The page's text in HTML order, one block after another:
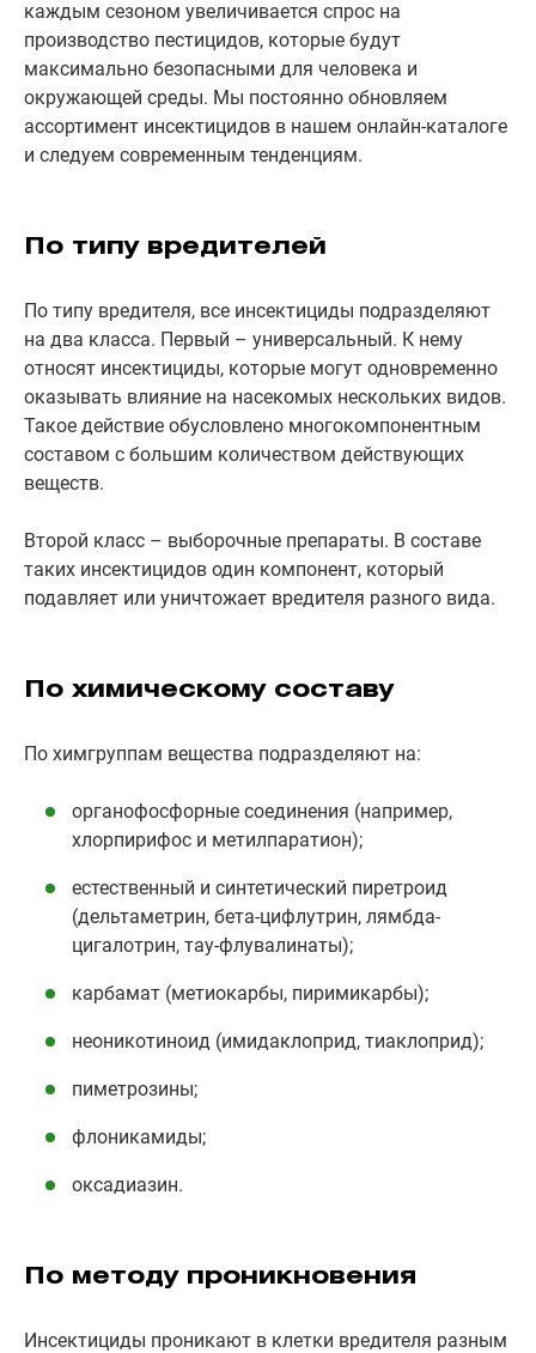
каждым сезоном увеличивается спрос на
производство пестицидов, которые будут
максимально безопасными для человека и
окружающей среды. Мы постоянно обновляем
ассортимент инсектицидов в нашем онлайн-каталоге
и следуем современным тенденциям.
По типу вредителей
По типу вредителя, все инсектициды подразделяют
на два класса. Первый – универсальный. К нему
относят инсектициды, которые могут одновременно
оказывать влияние на насекомых нескольких видов.
Такое действие обусловлено многокомпонентным
составом с большим количеством действующих
веществ.
Второй класс – выборочные препараты. В составе
таких инсектицидов один компонент, который
подавляет или уничтожает вредителя разного вида.
По химическому составу
По химгруппам вещества подразделяют на:
органофосфорные соединения (например,
хлорпирифос и метилпаратион);
естественный и синтетический пиретроид
(дельтаметрин, бета-цифлутрин, лямбда-
цигалотрин, тау-флувалинаты);
карбамат (метиокарбы, пиримикарбы);
неоникотиноид (имидаклоприд, тиаклоприд);
пиметрозины;
флоникамиды;
оксадиазин.
По методу проникновения
Инсектициды проникают в клетки вредителя разным